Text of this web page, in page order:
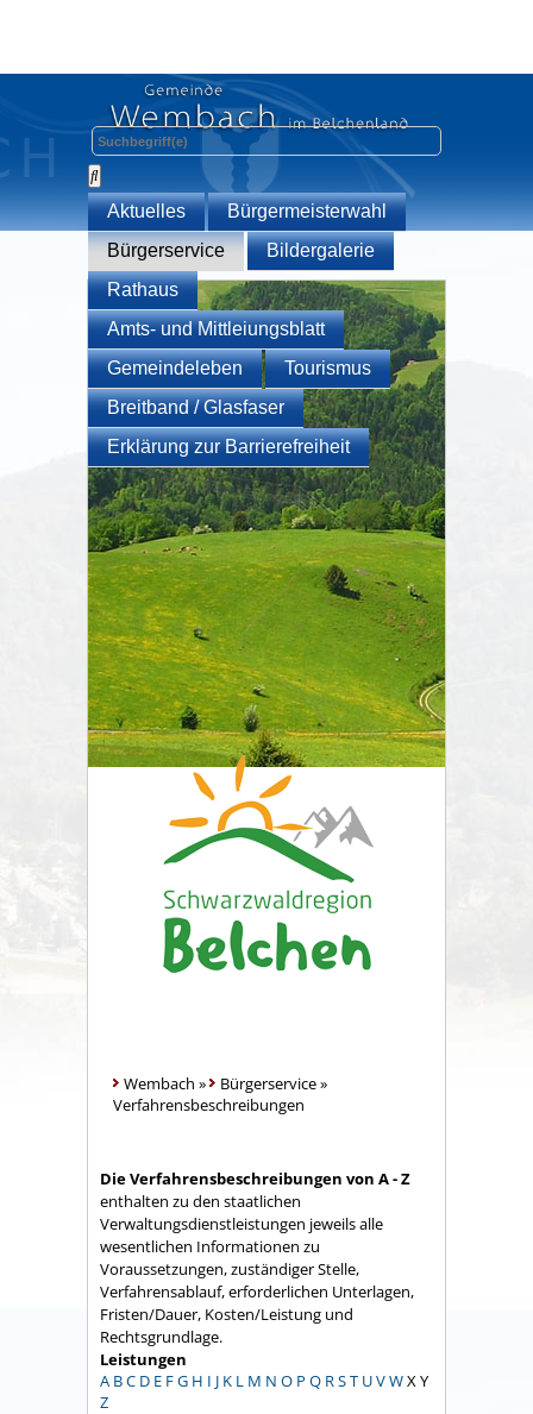
Aktuelles
Bürgermeisterwahl
Bürgerservice
Bildergalerie
Rathaus
Amts- und Mittleiungsblatt
Gemeindeleben
Tourismus
Breitband / Glasfaser
Erklärung zur Barrierefreiheit
Wembach » Bürgerservice»
Verfahrensbeschreibungen
Die Verfahrensbeschreibungen von A - Z
enthalten zu den staatlichen
Verwaltungsdienstleistungen jeweils alle
wesentlichen Informationen zu
Voraussetzungen, zuständiger Stelle,
Verfahrensablauf, erforderlichen Unterlagen,
Fristen/Dauer, Kosten/Leistung und
Rechtsgrundlage.
Leistungen
A BC D E FG H I J K L M N O P Q RST UVWX Y
Z